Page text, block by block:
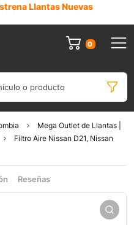
Llantas Nuevas
0
o producto
Mega Outlet de Llantas |
Filtro Aire Nissan D21, Nissan
Reseñas